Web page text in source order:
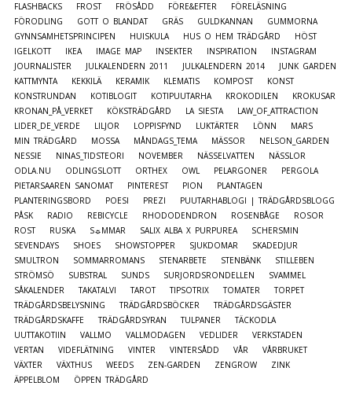
FLASHBACKS
FROST FRÖSÅDD FÖRE&EFTER
FÖRELÄSNING
FÖRODLING
GOTT O BLANDAT GRÄS GULDKANNAN
GUMMORNA
GYNNSAMHETSPRINCIPEN
HUISKULA HUS O HEM TRÄDGÅRD
HÖST
IGELKOTT
IKEA IMAGE MAP INSEKTER INSPIRATION
INSTAGRAM
JOURNALISTER
JULKALENDERN 2011 JULKALENDERN 2014
JUNK GARDEN
KATTMYNTA
KEKKILÄ KERAMIK KLEMATIS KOMPOST
KONST
KONSTRUNDAN
KOTIBLOGIT KOTIPUUTARHA KROKODILEN
KROKUSAR
KRONAN_PÅ_VERKET
KÖKSTRÄDGÅRD LA SIESTA
LAW_OF_ATTRACTION
LIDER_DE_VERDE
LILJOR LOPPISFYND LUKTÄRTER LÖNN
MARS
MIN TRÄDGÅRD
MOSSA MÅNDAGS_TEMA MÄSSOR
NELSON_GARDEN
NESSIE
NINAS_TIDSTEORI NOVEMBER NÄSSELVATTEN
NÄSSLOR
ODLA.NU
ODLINGSLOTT ORTHEX OWL PELARGONER
PERGOLA
PIETARSAAREN SANOMAT
PINTEREST PION
PLANTAGEN
PLANTERINGSBORD
POESI PREZI
PUUTARHABLOGI | TRÄDGÅRDSBLOGG
PÅSK
RADIO REBICYCLE RHODODENDRON ROSENBÅGE
ROSOR
ROST
RUSKA S☼MMAR SALIX ALBA X PURPUREA
SCHERSMIN
SEVENDAYS
SHOES SHOWSTOPPER SJUKDOMAR
SKADEDJUR
SMULTRON
SOMMARROMANS STENARBETE STENBÄNK
STILLEBEN
STRÖMSÖ
SUBSTRAL SUNDS SURJORDSRONDELLEN
SVAMMEL
SÅKALENDER
TAKATALVI TAROT TIPSOTRIX TOMATER
TORPET
TRÄDGÅRDSBELYSNING
TRÄDGÅRDSBÖCKER
TRÄDGÅRDSGÄSTER
TRÄDGÅRDSKAFFE
TRÄDGÅRDSYRAN TULPANER
TÄCKODLA
UUTTAKOTIIN
VALLMO VALLMODAGEN VEDLIDER
VERKSTADEN
VERTAN
VIDEFLÄTNING VINTER VINTERSÅDD VÅR
VÅRBRUKET
VÄXTER
VÄXTHUS WEEDS ZEN-GARDEN ZENGROW
ZINK
ÄPPELBLOM
ÖPPEN TRÄDGÅRD